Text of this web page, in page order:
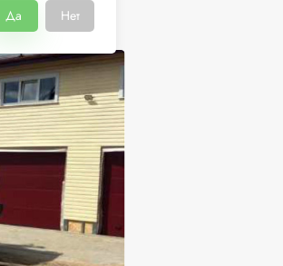
Да Нет